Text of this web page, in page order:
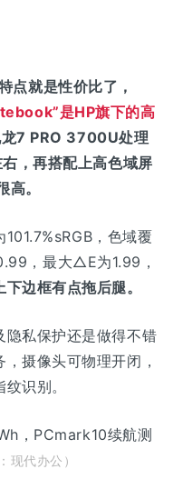
就是性价比了，
是HP旗下的高
7 PRO 3700U处理
，再搭配上高色域屏
。
，色域覆
，最大△E为1.99，
边框有点拖后腿。
隐私保护还是做得不错
摄像头可物理开闭，
识别。
，PCmark10续航测
现代办公）